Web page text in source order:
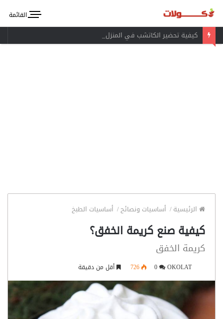
القائمة
كيفية تحضير الكاتشب في المنزل
الرئيسية/ أساسيات ونصائح/ أساسيات الطبخ
كيفية صنع كريمة الخفق؟
كريمة الخفق
OKOLAT
726 أقل من دقيقة